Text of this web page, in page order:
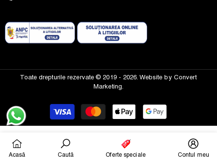
Toate drepturile rezervate © 2019 - 2026. Website by Convert
Marketing.
Modalitati
plata
Acasă Caută Oferte speciale Contul meu